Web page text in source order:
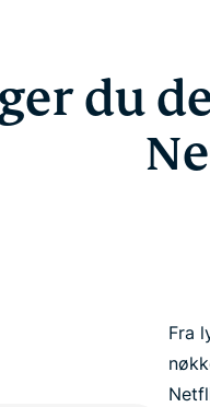
du
Fra